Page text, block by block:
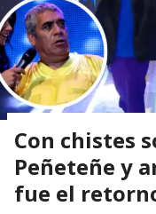
Con chistes
Peñeteñe y
fue el